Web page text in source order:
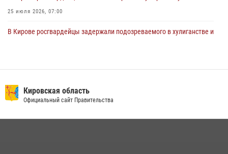
25 июля 2026, 07:00
В Кирове росгвардейцы задержали подозреваемого в хулиганстве и
вневедомственную охрану и поступления в ведомственные вузы
22 июля 2026, 14:51 1 2
Кировская область
Официальный сайт Правительства